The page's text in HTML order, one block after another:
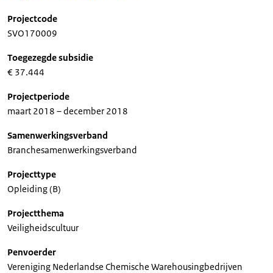
Projectcode
SVO170009
Toegezegde subsidie
€ 37.444
Projectperiode
maart 2018 – december 2018
Samenwerkingsverband
Branchesamenwerkingsverband
Projecttype
Opleiding (B)
Projectthema
Veiligheidscultuur
Penvoerder
Vereniging Nederlandse Chemische Warehousingbedrijven